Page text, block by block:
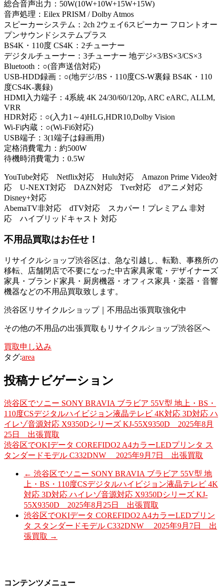
総合音声出力：50W(10W+10W+15W+15W)
音声処理：Eilex PRISM / Dolby Atmos
スピーカーシステム：2ch 2ウェイ6スピーカー フロントオー
プンサウンドシステムプラス
BS4K・110度 CS4K：2チューナー
デジタルチューナー：3チューナー 地デジ×3/BS×3/CS×3
Bluetooth：○(音声送信対応)
USB-HDD録画：○(地デジ/BS・110度CS-W裏録 BS4K・110
度CS4K-裏録)
HDMI入力端子：4系統 4K 24/30/60/120p, ARC eARC, ALLM,
VRR
HDR対応：○(入力1～4)HLG,HDR10,Dolby Vision
Wi-Fi内蔵：○(Wi-Fi6対応)
USB端子：3(1端子は録画用)
定格消費電力：約500W
待機時消費電力：0.5W
YouTube対応 Netflix対応 Hulu対応 Amazon Prime Video対
応 U-NEXT対応 DAZN対応 Tver対応 dアニメ対応
Disney+対応
AbemaTV非対応 dTV対応 スカパー！プレミアム 非対
応 ハイブリッドキャスト 対応
不用品買取はお任せ！
リサイクルショップ渋谷区は、急な引越し、転勤、事務所の
移転、店舗閉店で不要になった中古家具家電・デザイナーズ
家具・ブランド家具・厨房機器・オフィス家具・楽器・音響
機器などの不用品買取致します。
渋谷区リサイクルショップ｜不用品出張買取強化中
その他の不用品の出張買取もリサイクルショップ渋谷区へ
買取申し込み
タグ:area
投稿ナビゲーション
渋谷区でソニー SONY BRAVIA ブラビア 55V型 地上・BS・
110度CSデジタルハイビジョン液晶テレビ 4K対応 3D対応 ハ
イレゾ音源対応 X9350Dシリーズ KJ-55X9350D 2025年8月
25日 出張買取
渋谷区でOKIデータ COREFIDO2 A4カラーLEDプリンタ ス
タンダードモデル C332DNW 2025年9月7日 出張買取
← 渋谷区でソニー SONY BRAVIA ブラビア 55V型 地
上・BS・110度CSデジタルハイビジョン液晶テレビ 4K
対応 3D対応 ハイレゾ音源対応 X9350Dシリーズ KJ-
55X9350D 2025年8月25日 出張買取
渋谷区でOKIデータ COREFIDO2 A4カラーLEDプリン
タ スタンダードモデル C332DNW 2025年9月7日 出
張買取 →
コンテンツメニュー